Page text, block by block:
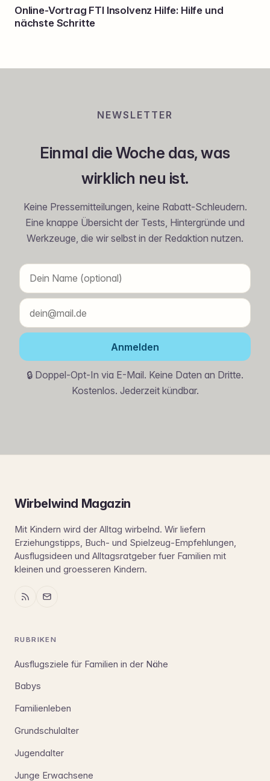
Online-Vortrag FTI Insolvenz Hilfe: Hilfe und
nächste Schritte
NEWSLETTER
Einmal die Woche das, was
wirklich neu ist.
Keine Pressemitteilungen, keine Rabatt-Schleudern.
Eine knappe Übersicht der Tests, Hintergründe und
Werkzeuge, die wir selbst in der Redaktion nutzen.
Anmelden
🔒 Doppel-Opt-In via E-Mail. Keine Daten an Dritte.
Kostenlos. Jederzeit kündbar.
Wirbelwind Magazin
Mit Kindern wird der Alltag wirbelnd. Wir liefern
Erziehungstipps, Buch- und Spielzeug-Empfehlungen,
Ausflugsideen und Alltagsratgeber fuer Familien mit
kleinen und groesseren Kindern.
RUBRIKEN
Ausflugsziele für Familien in der Nähe
Babys
Familienleben
Grundschulalter
Jugendalter
Junge Erwachsene